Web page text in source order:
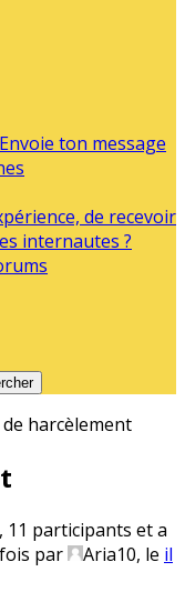
ton message
de recevoir
internautes ?
harcèlement
11 participants et a
par
Aria10, le il